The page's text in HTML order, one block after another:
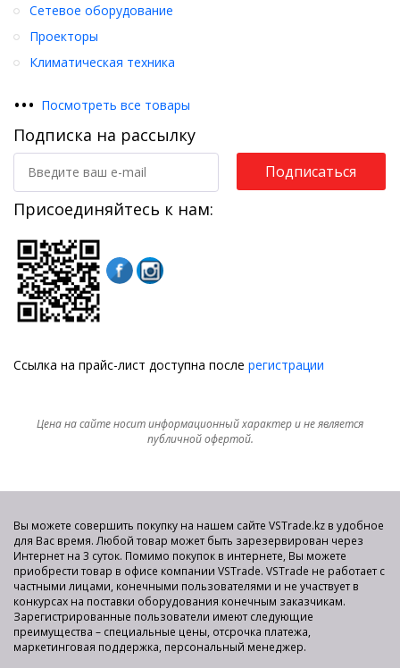
Сетевое оборудование
Проекторы
Климатическая техника
••• Посмотреть все товары
Подписка на рассылку
Подписаться
Присоединяйтесь к нам:
Ссылка на прайс-лист доступна после регистрации
Цена на сайте носит информационный характер и не является
публичной офертой.
Вы можете совершить покупку на нашем сайте VSTrade.kz в удобное
для Вас время. Любой товар может быть зарезервирован через
Интернет на 3 суток. Помимо покупок в интернете, Вы можете
приобрести товар в офисе компании VSTrade. VSTrade не работает с
частными лицами, конечными пользователями и не участвует в
конкурсах на поставки оборудования конечным заказчикам.
Зарегистрированные пользователи имеют следующие
преимущества – специальные цены, отсрочка платежа,
маркетинговая поддержка, персональный менеджер.